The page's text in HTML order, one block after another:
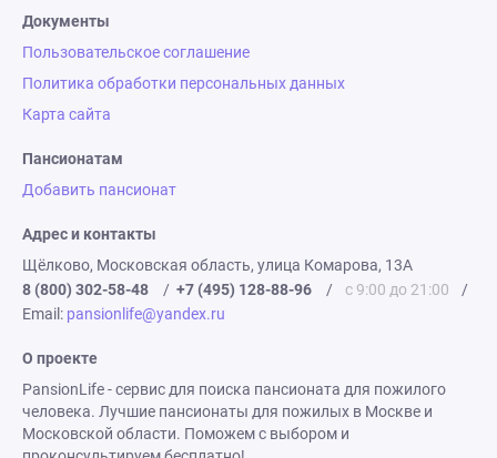
Документы
Пользовательское соглашение
Политика обработки персональных данных
Карта сайта
Пансионатам
Добавить пансионат
Адрес и контакты
Щёлково, Московская область, улица Комарова, 13А
8 (800) 302-58-48
/ +7 (495) 128-88-96 / с 9:00 до 21:00
/
Email: pansionlife@yandex.ru
О проекте
PansionLife - сервис для поиска пансионата для пожилого
человека. Лучшие пансионаты для пожилых в Москве и
Московской области. Поможем с выбором и